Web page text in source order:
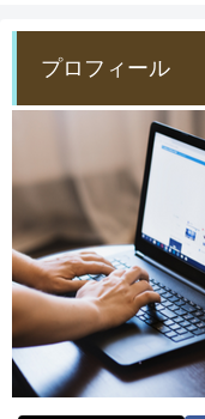
プロフィール